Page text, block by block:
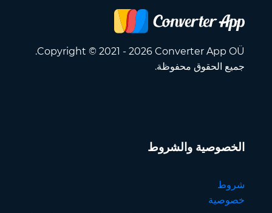
Copyright © 2021 - 2026 Converter App OÜ.
جميع الحقوق محفوظة.
الخصوصية والشروط
شروط
خصوصية